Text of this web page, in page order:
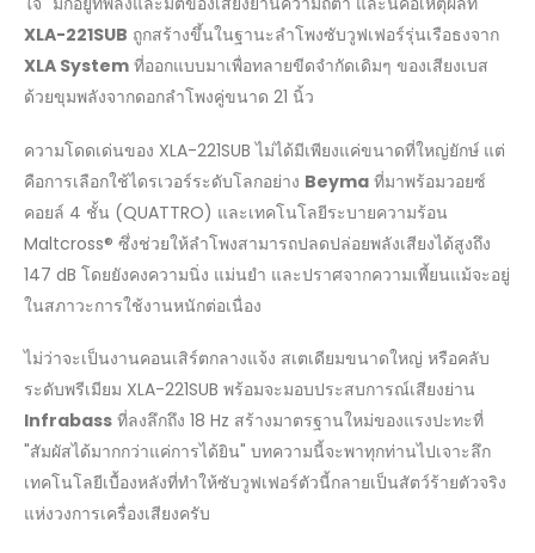
XLA-221SUB ถูกสร้างขึ้นในฐานะลำโพงซับวูฟเฟอร์รุ่นเรือธงจาก
XLA System ที่ออกแบบมาเพื่อทลายขีดจำกัดเดิมๆ ของเสียงเบส
ด้วยขุมพลังจากดอกลำโพงคู่ขนาด 21 นิ้ว
ความโดดเด่นของ XLA-221SUB ไม่ได้มีเพียงแค่ขนาดที่ใหญ่ยักษ์ แต่
คือการเลือกใช้ไดรเวอร์ระดับโลกอย่าง Beyma ที่มาพร้อมวอยซ์
คอยล์ 4 ชั้น (QUATTRO) และเทคโนโลยีระบายความร้อน
Maltcross® ซึ่งช่วยให้ลำโพงสามารถปลดปล่อยพลังเสียงได้สูงถึง
147 dB โดยยังคงความนิ่ง แม่นยำ และปราศจากความเพี้ยนแม้จะอยู่
ในสภาวะการใช้งานหนักต่อเนื่อง
ไม่ว่าจะเป็นงานคอนเสิร์ตกลางแจ้ง สเตเดียมขนาดใหญ่ หรือคลับ
ระดับพรีเมียม XLA-221SUB พร้อมจะมอบประสบการณ์เสียงย่าน
Infrabass ที่ลงลึกถึง 18 Hz สร้างมาตรฐานใหม่ของแรงปะทะที่
"สัมผัสได้มากกว่าแค่การได้ยิน" บทความนี้จะพาทุกท่านไปเจาะลึก
เทคโนโลยีเบื้องหลังที่ทำให้ซับวูฟเฟอร์ตัวนี้กลายเป็นสัตว์ร้ายตัวจริง
แห่งวงการเครื่องเสียงครับ